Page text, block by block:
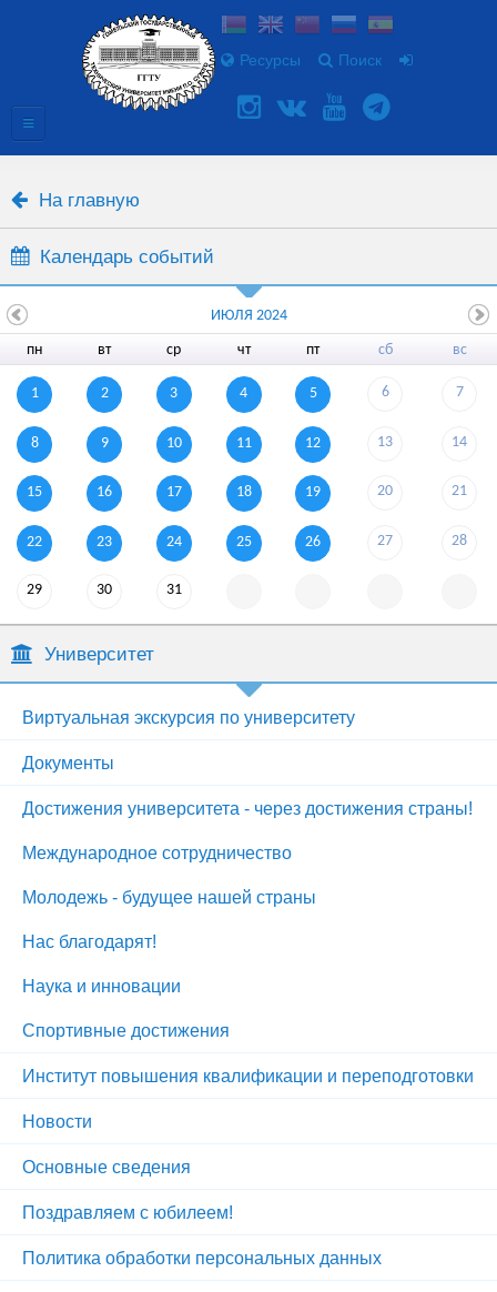
Ресурсы Поиск
На главную
Календарь событий
пн вт ср чт пт сб вс
1 2 3 4 5 6 7
8 9 10 11 12 13 14
15 16 17 18 19 20 21
22 23 24 25 26 27 28
29 30 31
ИЮЛЯ 2024
Университет
Виртуальная экскурсия по университету
Документы
Достижения университета - через достижения страны!
Международное сотрудничество
Молодежь - будущее нашей страны
Нас благодарят!
Наука и инновации
Спортивные достижения
Институт повышения квалификации и переподготовки
Новости
Основные сведения
Поздравляем с юбилеем!
Политика обработки персональных данных